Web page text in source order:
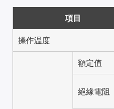
項目
操作温度
額定值
絕緣電阻